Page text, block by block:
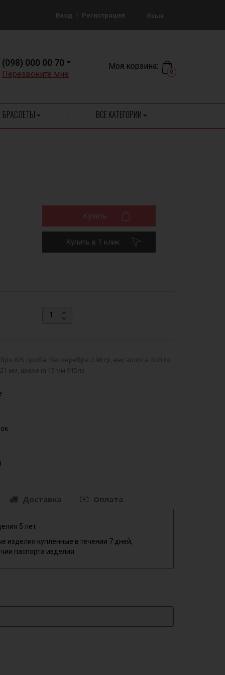
Вход Регистрация Язык
(098) 000 00 70
Перезвоните мне
Моя корзина:
0
БРАСЛЕТЫ ВСЕ КАТЕГОРИИ
Купить
Купить в 1 клик
875 проба. Вес серебра 2.98 гр, вес золота 0.03 гр.
мм, ширина 15 мм 915пз
Доставка Оплата
5 лет.
изделия купленные в течении 7 дней,
паспорта изделия.